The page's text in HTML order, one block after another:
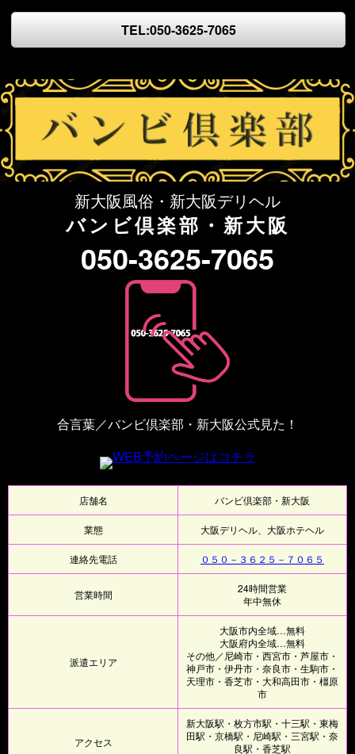
TEL:050-3625-7065
新大阪風俗・新大阪デリヘル
バンビ倶楽部・新大阪
050-3625-7065
合言葉／バンビ倶楽部・新大阪公式見た！
店舗名 バンビ倶楽部・新大阪
業態 大阪デリヘル、大阪ホテヘル
連絡先電話 ０５０－３６２５－７０６５
営業時間
24時間営業
年中無休
派遣エリア
大阪市内全域…無料
大阪府内全域…無料
その他／尼崎市・西宮市・芦屋市・
神戸市・伊丹市・奈良市・生駒市・
天理市・香芝市・大和高田市・橿原
市
アクセス
新大阪駅・枚方市駅・十三駅・東梅
田駅・京橋駅・尼崎駅・三宮駅・奈
良駅・香芝駅